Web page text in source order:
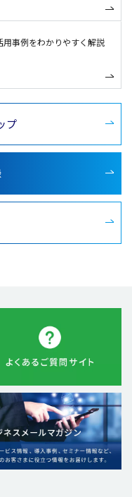
用事例をわかりやすく解説
プ